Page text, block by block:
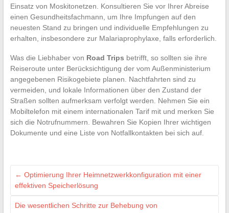
Einsatz von Moskitonetzen. Konsultieren Sie vor Ihrer Abreise
einen Gesundheitsfachmann, um Ihre Impfungen auf den
neuesten Stand zu bringen und individuelle Empfehlungen zu
erhalten, insbesondere zur Malariaprophylaxe, falls erforderlich.
Was die Liebhaber von Road Trips betrifft, so sollten sie ihre
Reiseroute unter Berücksichtigung der vom Außenministerium
angegebenen Risikogebiete planen. Nachtfahrten sind zu
vermeiden, und lokale Informationen über den Zustand der
Straßen sollten aufmerksam verfolgt werden. Nehmen Sie ein
Mobiltelefon mit einem internationalen Tarif mit und merken Sie
sich die Notrufnummern. Bewahren Sie Kopien Ihrer wichtigen
Dokumente und eine Liste von Notfallkontakten bei sich auf.
← Optimierung Ihrer Heimnetzwerkkonfiguration mit einer
effektiven Speicherlösung
Die wesentlichen Schritte zur Behebung von